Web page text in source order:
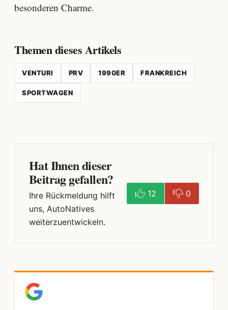
besonderen Charme.
Themen dieses Artikels
VENTURI PRV 1990ER FRANKREICH
SPORTWAGEN
Hat Ihnen dieser
Beitrag gefallen?
Ihre Rückmeldung hilft
uns, AutoNatives
weiterzuentwickeln.
12 0